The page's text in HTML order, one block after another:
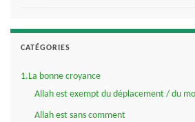
CATÉGORIES
1.La bonne croyance
Allah est exempt du déplacement / du
Allah est sans comment